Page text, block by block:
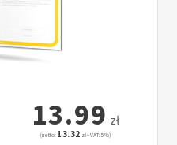
13.99 zł
(netto: 13.32 zł + VAT: 5%)